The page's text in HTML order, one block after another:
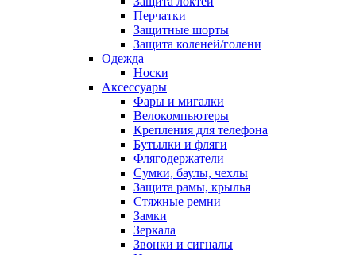
Перчатки
Защитные шорты
Защита коленей/голени
Одежда
Носки
Аксессуары
Фары и мигалки
Велокомпьютеры
Крепления для телефона
Бутылки и фляги
Флягодержатели
Сумки, баулы, чехлы
Защита рамы, крылья
Стяжные ремни
Замки
Зеркала
Звонки и сигналы